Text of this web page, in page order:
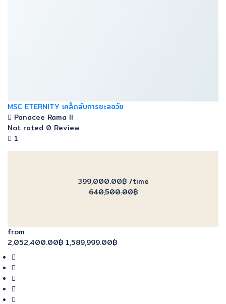
MSC ETERNITY เคล็ดลับการชะลอวัย
Panacee Rama ll
Not rated 0 Review
1
399,000.00฿ /time
640,500.00฿
from
2,052,400.00฿ 1,589,999.00฿